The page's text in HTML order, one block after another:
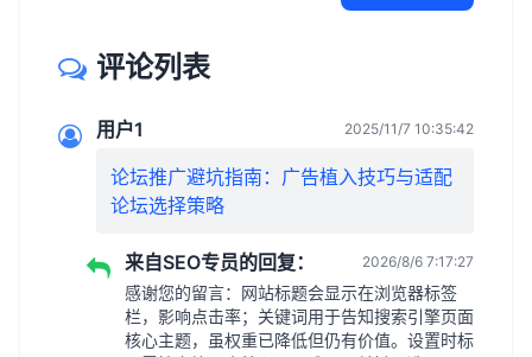
评论列表
用户1 2025/11/7 10:35:42
论坛推广避坑指南：广告植入技巧与适配
论坛选择策略
来自SEO专员的回复： 2026/8/6 7:17:27
感谢您的留言：网站标题会显示在浏览器标签
栏，影响点击率；关键词用于告知搜索引擎页面
核心主题，虽权重已降低但仍有价值。设置时标